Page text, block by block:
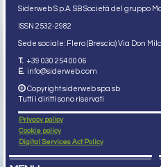
Siderweb S.p.A. SB Società del gruppo
ISSN 2532-2982
Sede sociale: Flero (Brescia) Via Don
T. +39 030 254 00 06
E. info@siderweb.com
Copyright siderweb spa sb
Tutti i diritti sono riservati
Privacy policy
Cookie policy
Digital Services Act Policy